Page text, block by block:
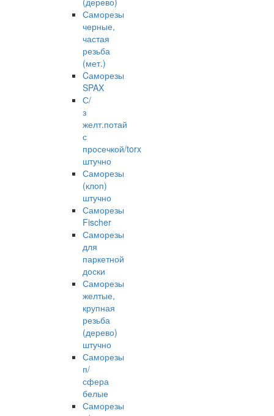
Саморезы
черные,
частая
резьба
(мет.)
Cаморезы
SPAX
С/
з
желт.потай
с
просечкой/torx
штучно
Саморезы
(клоп)
штучно
Саморезы
Fischer
Саморезы
для
паркетной
доски
Саморезы
желтые,
крупная
резьба
(дерево)
штучно
Саморезы
п/
сфера
белые
Саморезы